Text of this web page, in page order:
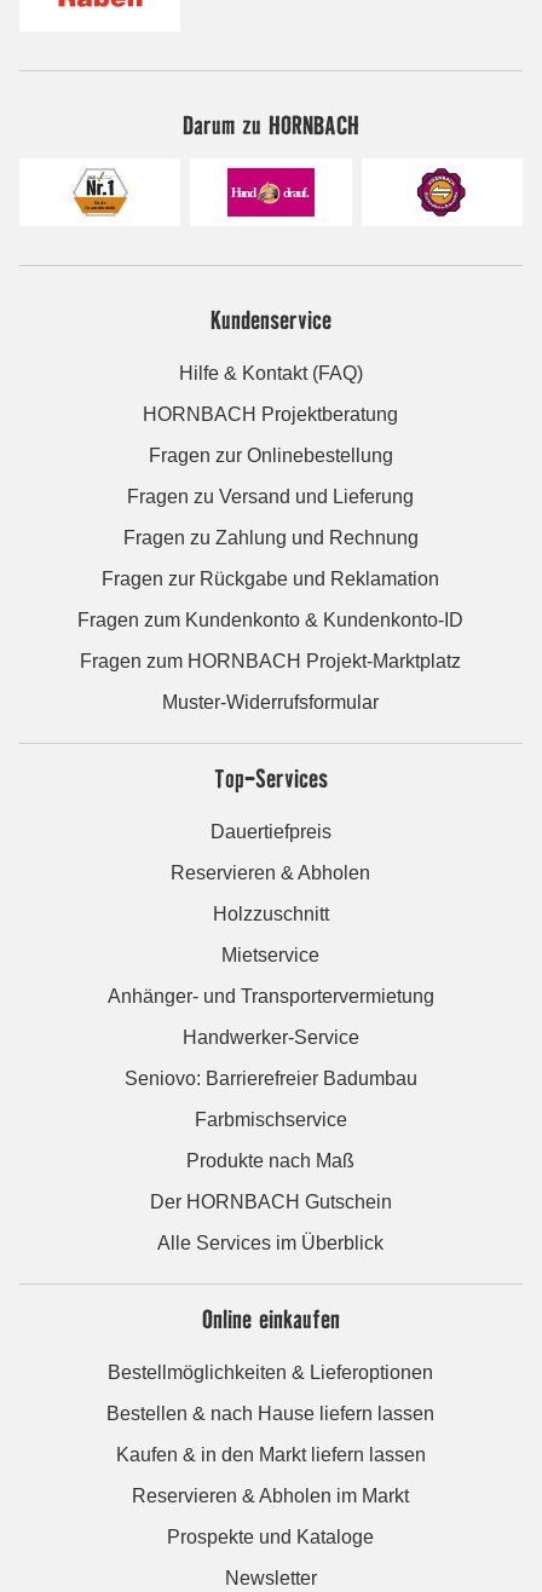
Darum zu HORNBACH
Kundenservice
Hilfe & Kontakt (FAQ)
HORNBACH Projektberatung
Fragen zur Onlinebestellung
Fragen zu Versand und Lieferung
Fragen zu Zahlung und Rechnung
Fragen zur Rückgabe und Reklamation
Fragen zum Kundenkonto & Kundenkonto-ID
Fragen zum HORNBACH Projekt-Marktplatz
Muster-Widerrufsformular
Top-Services
Dauertiefpreis
Reservieren & Abholen
Holzzuschnitt
Mietservice
Anhänger- und Transportervermietung
Handwerker-Service
Seniovo: Barrierefreier Badumbau
Farbmischservice
Produkte nach Maß
Der HORNBACH Gutschein
Alle Services im Überblick
Online einkaufen
Bestellmöglichkeiten & Lieferoptionen
Bestellen & nach Hause liefern lassen
Kaufen & in den Markt liefern lassen
Reservieren & Abholen im Markt
Prospekte und Kataloge
Newsletter